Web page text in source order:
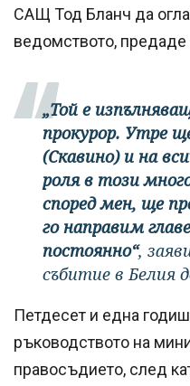
САЩ Тод Бланч да
ведомството, предаде
„Той е
прокурор. Утре
(Скавино) и на
роля в този
според мен, ще
го направим
постоянно“,
събитие в Белия
Петдесет и една
ръководството на
правосъдието, след